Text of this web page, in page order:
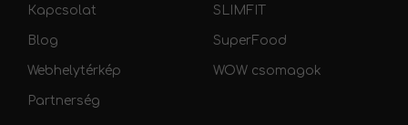
Кapcsolat
Blog
Webhelytérkép
Partnerség
SLIMFIT
SuperFood
WOW csomagok